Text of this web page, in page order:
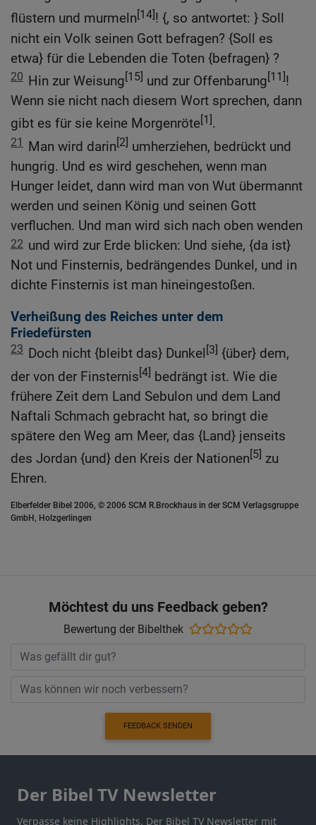
flüstern und murmeln[14]! {, so antwortet: } Soll
nicht ein Volk seinen Gott befragen? {Soll es
etwa} für die Lebenden die Toten {befragen} ?
20 Hin zur Weisung[15] und zur Offenbarung[11]!
Wenn sie nicht nach diesem Wort sprechen, dann
gibt es für sie keine Morgenröte[1].
21 Man wird darin[2] umherziehen, bedrückt und
hungrig. Und es wird geschehen, wenn man
Hunger leidet, dann wird man von Wut übermannt
werden und seinen König und seinen Gott
verfluchen. Und man wird sich nach oben wenden
22 und wird zur Erde blicken: Und siehe, {da ist}
Not und Finsternis, bedrängendes Dunkel, und in
dichte Finsternis ist man hineingestoßen.
Verheißung des Reiches unter dem
Friedefürsten
23 Doch nicht {bleibt das} Dunkel [3] {über} dem,
der von der Finsternis[4] bedrängt ist. Wie die
frühere Zeit dem Land Sebulon und dem Land
Naftali Schmach gebracht hat, so bringt die
spätere den Weg am Meer, das {Land} jenseits
des Jordan {und} den Kreis der Nationen[5] zu
Ehren.
Elberfelder Bibel 2006, © 2006 SCM R.Brockhaus in der SCM Verlagsgruppe
GmbH, Holzgerlingen
Möchtest du uns Feedback geben?
Bewertung der Bibelthek
FEEDBACK SENDEN
Der Bibel TV Newsletter
Verpasse keine Highlights. Der Bibel TV Newsletter mit